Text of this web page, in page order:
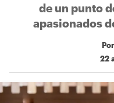
de un punto
apasionados
22